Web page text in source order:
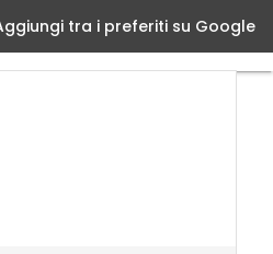
tra i preferiti su Google
come creare